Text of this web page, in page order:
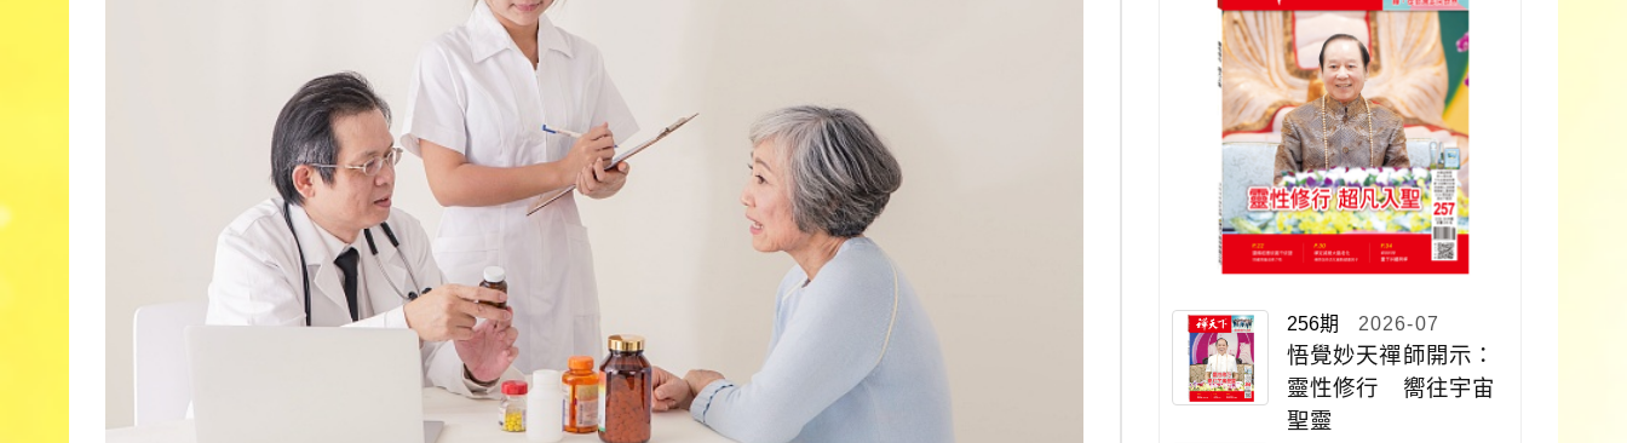
256期 2026-07
悟覺妙天禪師開示：
靈性修行 嚮往宇宙
聖靈